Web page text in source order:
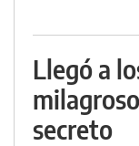
Llegó a
secreto